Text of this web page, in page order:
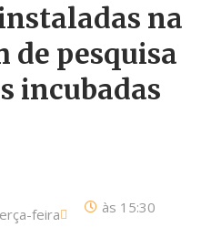
na
de pesquisa
incubadas
feira às 15:30